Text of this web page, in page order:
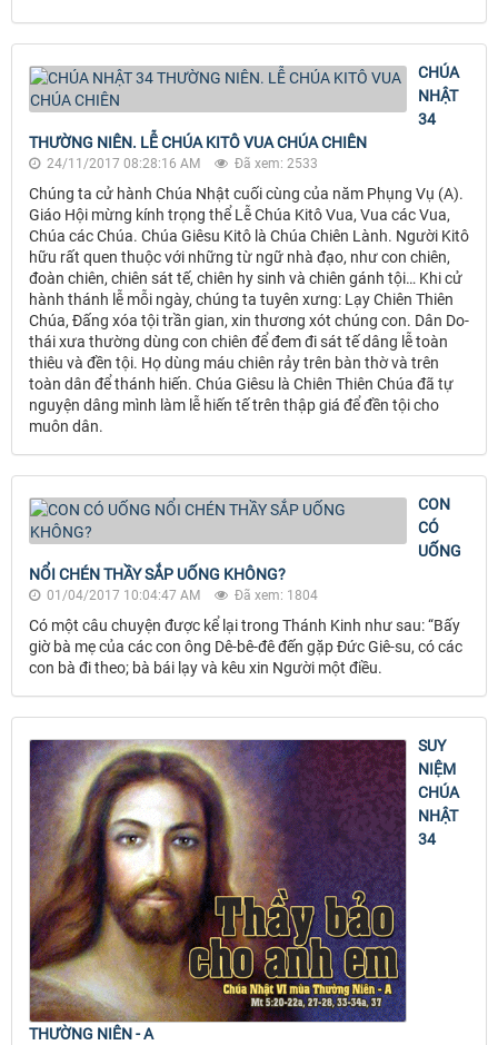
CHÚA
NHẬT
34
THƯỜNG NIÊN. LỄ CHÚA KITÔ VUA CHÚA CHIÊN
24/11/2017 08:28:16 AM Đã xem: 2533
Chúng ta cử hành Chúa Nhật cuối cùng của năm Phụng Vụ (A).
Giáo Hội mừng kính trọng thể Lễ Chúa Kitô Vua, Vua các Vua,
Chúa các Chúa. Chúa Giêsu Kitô là Chúa Chiên Lành. Người Kitô
hữu rất quen thuộc với những từ ngữ nhà đạo, như con chiên,
đoàn chiên, chiên sát tế, chiên hy sinh và chiên gánh tội… Khi cử
hành thánh lễ mỗi ngày, chúng ta tuyên xưng: Lạy Chiên Thiên
Chúa, Đấng xóa tội trần gian, xin thương xót chúng con. Dân Do-
thái xưa thường dùng con chiên để đem đi sát tế dâng lễ toàn
thiêu và đền tội. Họ dùng máu chiên rảy trên bàn thờ và trên
toàn dân để thánh hiến. Chúa Giêsu là Chiên Thiên Chúa đã tự
nguyện dâng mình làm lễ hiến tế trên thập giá để đền tội cho
muôn dân.
CON
CÓ
UỐNG
NỔI CHÉN THẦY SẮP UỐNG KHÔNG?
01/04/2017 10:04:47 AM Đã xem: 1804
Có một câu chuyện được kể lại trong Thánh Kinh như sau: “Bấy
giờ bà mẹ của các con ông Dê-bê-đê đến gặp Đức Giê-su, có các
con bà đi theo; bà bái lạy và kêu xin Người một điều.
SUY
NIỆM
CHÚA
NHẬT
34
THƯỜNG NIÊN - A